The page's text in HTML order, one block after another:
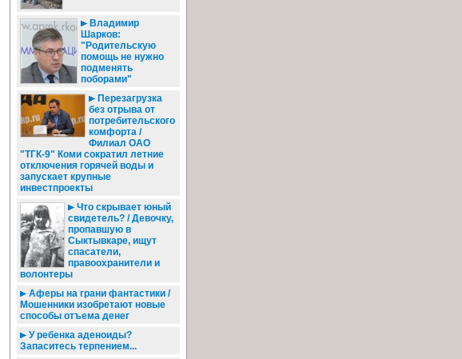
Владимир
Шарков:
"Родительскую
помощь не нужно
подменять
поборами"
Перезагрузка
без отрыва от
потребительского
комфорта /
Филиал ОАО
"ТГК-9" Коми сократил летние
отключения горячей воды и
запускает крупные
инвестпроекты
Что скрывает юный
свидетель? / Девочку,
пропавшую в
Сыктывкаре, ищут
спасатели,
правоохранители и
волонтеры
Аферы на грани фантастики /
Мошенники изобретают новые
способы отъема денег
У ребенка аденоиды?
Запаситесь терпением...